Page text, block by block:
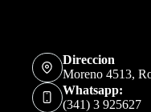
Direccion
Moreno 4513,
Whatsapp:
(341) 3 925627